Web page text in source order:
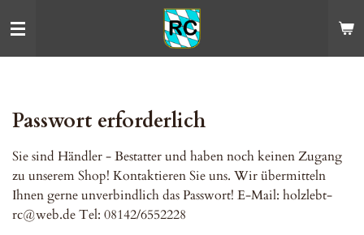
Hauptinhalt
springen
Passwort erforderlich
Sie sind Händler - Bestatter und haben noch keinen Zugang
zu unserem Shop! Kontaktieren Sie uns. Wir übermitteln
Ihnen gerne unverbindlich das Passwort! E-Mail: holzlebt-
rc@web.de Tel: 08142/6552228